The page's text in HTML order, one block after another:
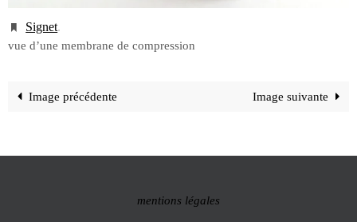
Signet.
vue d’une membrane de compression
Image précédente Image suivante
mentions légales